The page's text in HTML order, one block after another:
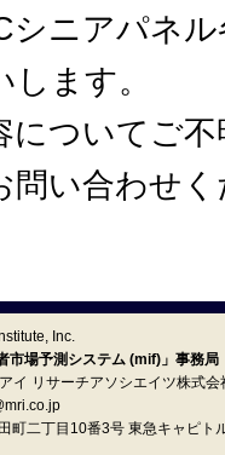
シニアパネ
ます。
についてご
問い合わせ
Inc.
市場予測システム (mif)」事務局
イ リサーチアソシエイツ株式会
二丁目10番3号 東急キャピト